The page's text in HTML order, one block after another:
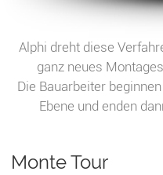
Alphi dreht diese
ganz neues
Die Bauarbeiter
Ebene und enden
Monte Tour